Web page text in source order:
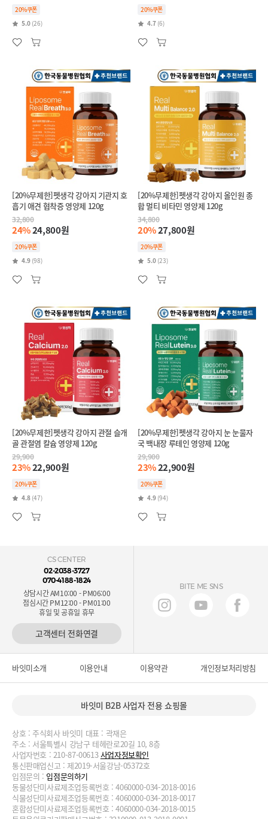
20%쿠폰
5.0 (26)
20%쿠폰
4.7 (6)
[20%무제한]펫생각 강아지 기관지 호
흡기 애견 협착증 영양제 120g
32,800
24%24,800원
20%쿠폰
4.9 (98)
[20%무제한]펫생각 강아지 올인원 종
합 멀티 비타민 영양제 120g
34,800
20%27,800원
20%쿠폰
5.0 (23)
[20%무제한]펫생각 강아지 관절 슬개
골 관절염 칼슘 영양제 120g
29,900
23%22,900원
20%쿠폰
4.8 (47)
[20%무제한]펫생각 강아지 눈 눈물자
국 백내장 루테인 영양제 120g
29,900
23%22,900원
20%쿠폰
4.9 (94)
CS CENTER
02-2038-3727
070-4188-1824
상담시간 AM10:00 - PM06:00
점심시간 PM12:00 - PM01:00
휴일 및 공휴일 휴무
고객센터 전화연결
BITE ME SNS
바잇미소개 이용안내 이용약관 개인정보처리방침
바잇미 B2B 사업자 전용 쇼핑몰
상호 : 주식회사 바잇미 대표 : 곽재은
주소 : 서울특별시 강남구 테헤란로20길 10, 8층
사업자번호 : 210-87-00613사업자정보확인
통신판매업신고 : 제2019-서울강남-05372호
입점문의 : 입점문의하기
동물성단미사료제조업등록번호 : 4060000-034-2018-0016
식물성단미사료제조업등록번호 : 4060000-034-2018-0017
혼합성단미사료제조업등록번호 : 4060000-034-2018-0015